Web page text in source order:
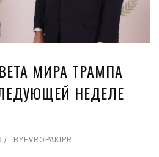
МИРА ТРАМПА
НЕДЕЛЕ
BYEVROPAKIPR